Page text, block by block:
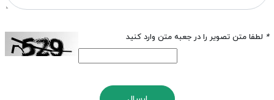
* لطفا متن تصویر را در جعبه متن وارد کنید